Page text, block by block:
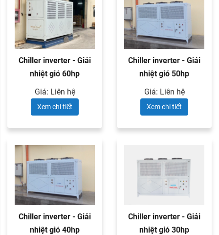
Chiller inverter - Giải
nhiệt gió 60hp
Giá: Liên hệ
Xem chi tiết
Chiller inverter - Giải
nhiệt gió 50hp
Giá: Liên hệ
Xem chi tiết
Chiller inverter - Giải
nhiệt gió 40hp
Chiller inverter - Giải
nhiệt gió 30hp